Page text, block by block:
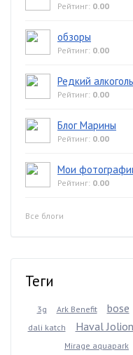
Рейтинг: 0.00
обзоры
Рейтинг: 0.00
Редкий алкоголь
Рейтинг: 0.00
Блог Марины
Рейтинг: 0.00
Мои
Рейтинг: 0.00
Все блоги
Теги
3g Ark Benefit bose
dali katch
Haval Jolion
Mirage aquapark